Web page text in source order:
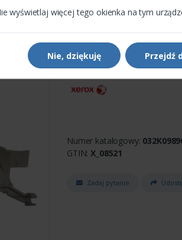
wyświetlaj więcej tego okienka na tym
Nie, dziękuję Przejdź
Części do drukarek i kopiarek
Xerox
GUIDE
Numer katalogowy:
GTIN:X_08521
Zadaj pytanie